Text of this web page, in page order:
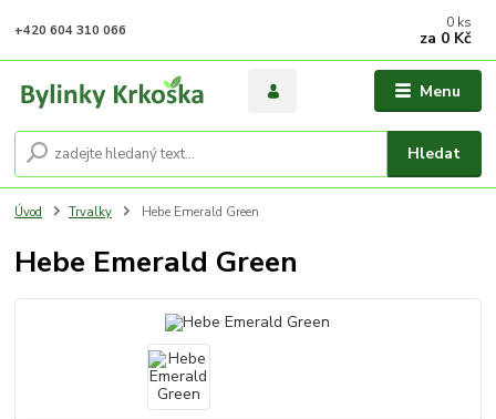
Menu
Hledat
+420 604 310 066 0 ks
za 0 Kč
Úvod Trvalky Hebe Emerald Green
Hebe Emerald Green